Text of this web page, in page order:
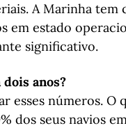
A Marinha tem
em estado
significativo.
anos?
esses números. O
dos seus navios